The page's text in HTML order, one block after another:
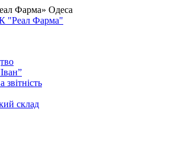
Фарма» Одеса
звітність
склад